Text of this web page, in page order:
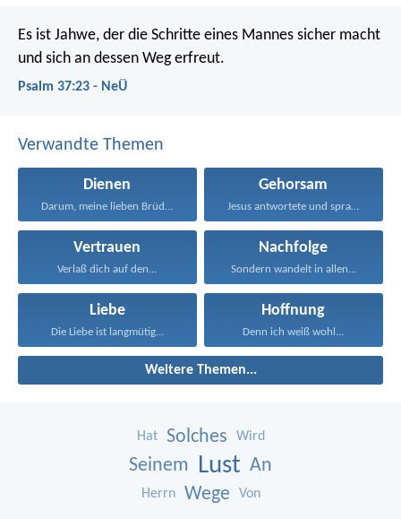
Es ist Jahwe, der die Schritte eines Mannes sicher macht
und sich an dessen Weg erfreut.
Psalm 37:23 - NeÜ
Verwandte Themen
Dienen
Darum, meine lieben Brüder...
Gehorsam
Jesus antwortete und sprach...
Vertrauen
Verlaß dich auf den...
Nachfolge
Sondern wandelt in allen...
Liebe
Die Liebe ist langmütig...
Hoffnung
Denn ich weiß wohl...
Weitere Themen...
Hat Solches Wird
Seinem Lust An
Herrn Wege Von